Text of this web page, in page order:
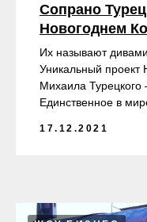
Сопрано
Новогоднем
Их называют
Уникальный проект
Михаила Турецкого
Единственное в
17.12.2021